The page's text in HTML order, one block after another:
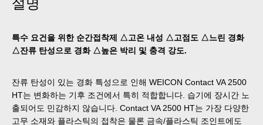
특수 요건을 위한 순간접착제 △고온 내성 △고점도 △느린 경화
△잔류 탄성으로 경화 △높은 박리 및 충격 강도.
잔류 탄성이 있는 경화 특성으로 인해 WEICON Contact VA 2500
HT는 변화하는 기후 조건에서 특히 적합합니다. 습기에 장시간 노
출되어도 민감하지 않습니다. Contact VA 2500 HT는 가장 다양한
고무 소재와 플라스틱의 접착은 물론 금속/플라스틱 조인트에도